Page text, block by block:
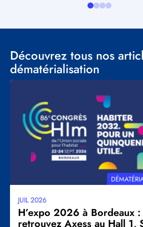
Découvrez tous nos
dématérialisation
Visuel
THÉMATIQUE
Date
mise
à
JUIL 2026
H’expo 2026 à Bordeaux :
retrouvez Axess au Hall 1,